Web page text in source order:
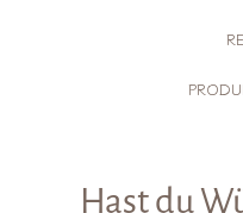
Hast du